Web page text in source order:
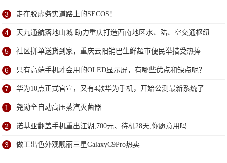
3 走在脱虚务实道路上的SECOS！
4 天九通航落地山城 助力重庆打造西南地区水、陆、空交通枢纽
5 社区拼单送货到家，重庆云阳销巴生鲜超市便民举措受热捧
6 只有高端手机才会用的OLED显示屏，有哪些优点和缺点呢？
7 华为10点正式官宣，又有4款华为手机，开始公测最新系统了
1 尧勋全自动高压蒸汽灭菌器
2 诺基亚翻盖手机重出江湖,700元、待机28天,你愿意用吗
3 做工出色外观靓丽三星GalaxyC9Pro热卖